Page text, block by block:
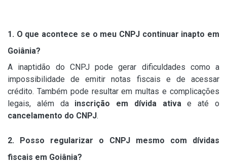
1. O que acontece se o meu CNPJ continuar inapto em
Goiânia?
A inaptidão do CNPJ pode gerar dificuldades como a
impossibilidade de emitir notas fiscais e de acessar
crédito. Também pode resultar em multas e complicações
legais, além da inscrição em dívida ativae até o
cancelamento do CNPJ.
2. Posso regularizar o CNPJ mesmo com dívidas
fiscais em Goiânia?